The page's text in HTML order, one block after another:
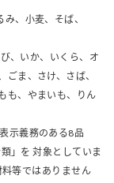
、小麦、そば、
、いか、いくら、オ
ま、さけ、さば、
も、やまいも、りん
示義務のある8品
」を 対象としていま
等ではありません